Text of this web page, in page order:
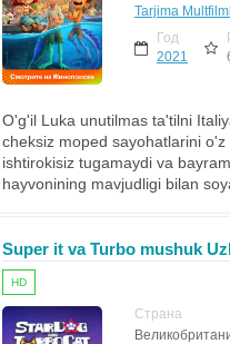
Tarjima
Год
2021
O'g'il Luka unutilmas ta'tilni
cheksiz moped sayohatlarini
ishtirokisiz tugamaydi va
hayvonining mavjudligi bilan
Super it va Turbo mushuk
HD
Страна